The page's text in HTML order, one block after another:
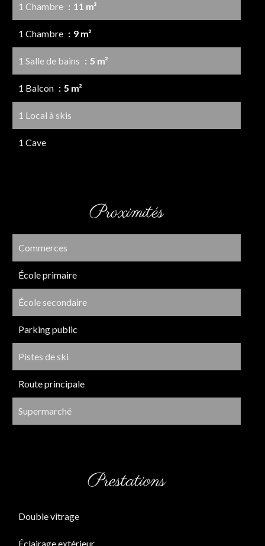
1 Chambre 11 m²
1 Chambre 9 m²
1 Salle de bains 5 m²
1 Balcon 5 m²
1 Local à skis
1 Cave
Proximités
Commerces
École primaire
École secondaire
Parking public
Pistes de ski
Route principale
Supermarché
Prestations
Double vitrage
Éclairage extérieur